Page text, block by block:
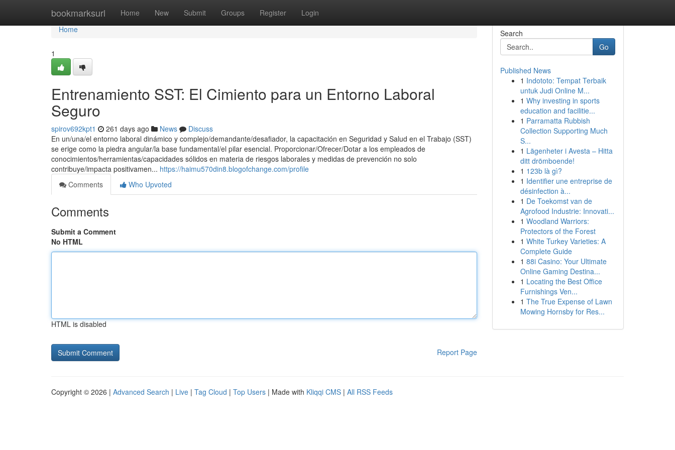
bookmarksurl Home New Submit Groups Register Login
Home
Home
1
Entrenamiento SST: El Cimiento para un Entorno Laboral
Seguro
spirov692kpt1 261 days ago News
Discuss
En un/una/el entorno laboral dinámico y complejo/demandante/desafiador, la capacitación en Seguridad y Salud en el Trabajo (SST)
se erige como la piedra angular/la base fundamental/el pilar esencial. Proporcionar/Ofrecer/Dotar a los empleados de
conocimientos/herramientas/capacidades sólidos en materia de riesgos laborales y medidas de prevención no solo
contribuye/impacta positivamen... https://haimu570din8.blogofchange.com/profile
Comments
Who Upvoted
Comments
Submit a Comment
No HTML
HTML is disabled
Report Page
Search
Go
Published News
1 Indototo: Tempat Terbaik
untuk Judi Online M...
1 Why investing in sports
education and facilitie...
1 Parramatta Rubbish
Collection Supporting Much
S...
1 Lägenheter i Avesta – Hitta
ditt drömboende!
1 123b là gì?
1 Identifier une entreprise de
désinfection à...
1 De Toekomst van de
Agrofood Industrie: Innovati...
1 Woodland Warriors:
Protectors of the Forest
1 White Turkey Varieties: A
Complete Guide
1 88i Casino: Your Ultimate
Online Gaming Destina...
1 Locating the Best Office
Furnishings Ven...
1 The True Expense of Lawn
Mowing Hornsby for Res...
Copyright © 2026 | Advanced Search | Live | Tag Cloud | Top Users | Made with Kliqqi CMS | All RSS Feeds